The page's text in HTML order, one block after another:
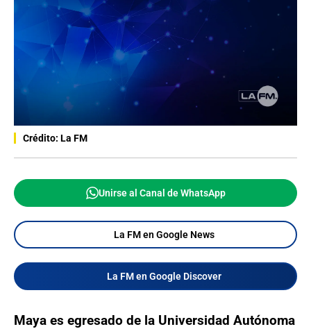
Crédito: La FM
Unirse al Canal de WhatsApp
La FM en Google News
La FM en Google Discover
Maya es egresado de la Universidad Autónoma